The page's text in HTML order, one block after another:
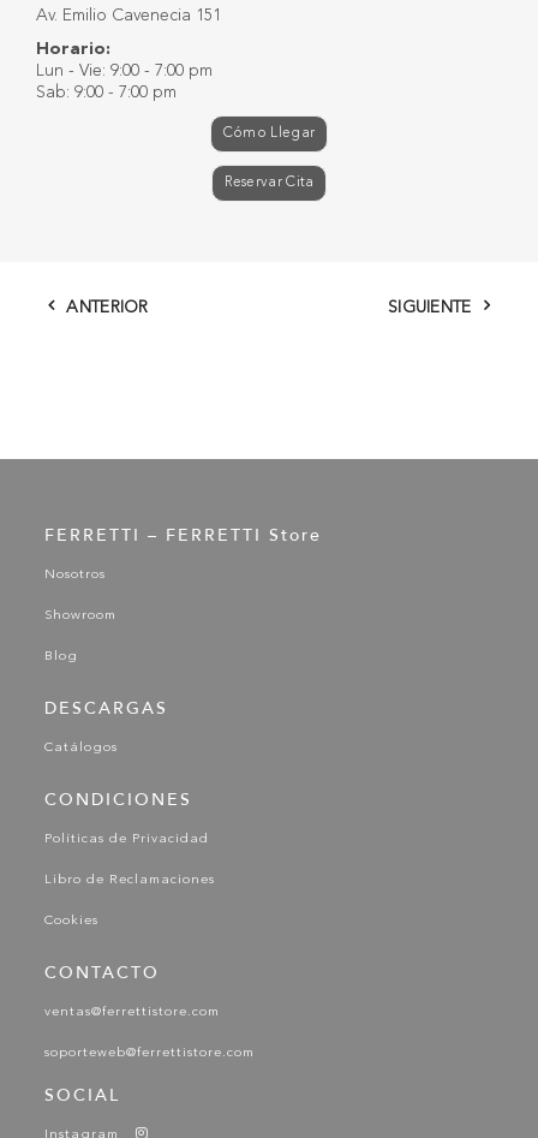
Av. Emilio Cavenecia 151
Horario:
Lun - Vie: 9:00 - 7:00 pm
Sab: 9:00 - 7:00 pm
Cómo Llegar
Reservar Cita
ANTERIOR SIGUIENTE
FERRETTI – FERRETTI Store
Nosotros
Showroom
Blog
DESCARGAS
Catálogos
CONDICIONES
Políticas de Privacidad
Libro de Reclamaciones
Cookies
CONTACTO
ventas@ferrettistore.com
soporteweb@ferrettistore.com
SOCIAL
Instagram